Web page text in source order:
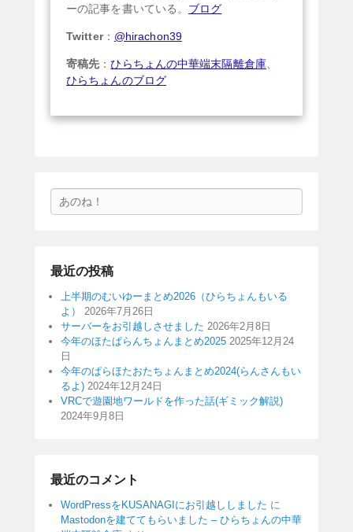
ーの記事を書いている。 ブログ
Twitter： @hirachon39
寄稿先 ：ひらちょんの中華端末隔離倉庫、
ひらちょんのブログ
索
最近の投稿
上半期のむいゆーまとめ2026（ひらちょんもいる
よ）
2026年7月26日
サーバーをお引越しさせました 2026年2月8日
今年のほたぱらんちょんまとめ2025 2025年12月24
日
今年のぱらほたおたちょんまとめ2024(らんさんもい
るよ) 2024年12月24日
VRCで遊園地ワールドを作った話(ギミック解説)
2024年9月8日
最近のコメント
WordPressをKUSANAGIにお引越ししました に
Mastodonを建ててもらいました – ひらちょんの中華